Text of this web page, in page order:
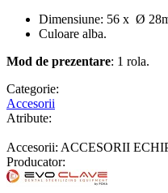
Dimensiune: 56 x Ø
Culoare alba.
Mod de prezentare: 1 rola.
Categorie:
Accesorii
Atribute:
Accesorii: ACCESORII
Producator: